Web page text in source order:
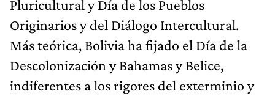
Pluricultural y Día de los Pueblos
Originarios y del Diálogo Intercultural.
Más teórica, Bolivia ha fijado el Día de la
Descolonización y Bahamas y Belice,
indiferentes a los rigores del exterminio y